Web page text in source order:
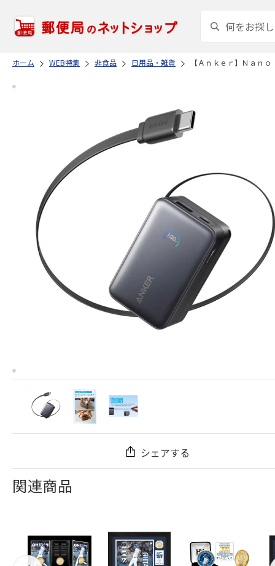
ホーム WEB特集 非食品 日用品・雑貨 【Ａｎｋｅｒ】Ｎａ
シェアする
関連商品